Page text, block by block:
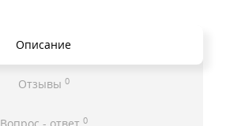
Описание
Отзывы 0
0